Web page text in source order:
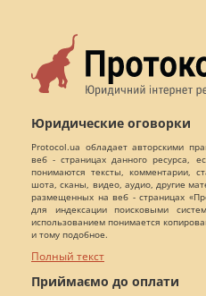
Юридические оговорки
Protocol.ua обладает авторскими
веб - страницах данного ресурса,
понимаются тексты, комментарии,
шота, сканы, видео, аудио, другие
размещенных на веб - страницах
для индексации поисковыми
использованием понимается
и тому подобное.
Полный текст
Приймаємо до оплати